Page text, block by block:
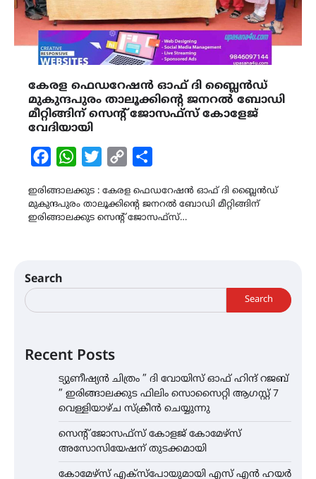
കേരള ഫെഡറേഷൻ ഓഫ് ദി ബ്ലൈൻഡ്
മുകുന്ദപുരം താലൂക്കിന്‍റെ ജനറൽ ബോഡി
മീറ്റിങ്ങിന് സെന്‍റ് ജോസഫ്സ് കോളേജ്
വേദിയായി
FacebookWhatsAppTwitterCopy
ഇരിങ്ങാലക്കുട : കേരള ഫെഡറേഷൻ ഓഫ് ദി ബ്ലൈൻഡ്
മുകുന്ദപുരം താലൂക്കിന്റെ ജനറൽ ബോഡി മീറ്റിങ്ങിന്
ഇരിങ്ങാലക്കുട സെന്‍റ് ജോസഫ്സ്…
Search
Search
Recent Posts
ട്യുണീഷ്യൻ ചിത്രം ” ദി വോയിസ് ഓഫ് ഹിന്ദ് റജബ്
” ഇരിങ്ങാലക്കുട ഫിലിം സൊസൈറ്റി ആഗസ്റ്റ് 7
വെള്ളിയാഴ്ച സ്‌ക്രീൻ ചെയ്യുന്നു
സെന്റ് ജോസഫ്സ് കോളജ് കോമേഴ്‌സ്
അസോസിയേഷന് തുടക്കമായി
കോമേഴ്സ് എക്സ്പോയുമായി എസ് എൻ ഹയർ